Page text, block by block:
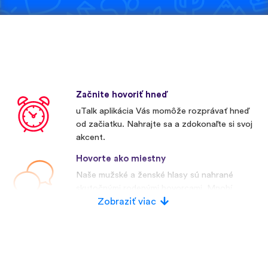
Začnite hovoriť hneď
uTalk aplikácia Vás momôže rozprávať hneď
od začiatku. Nahrajte sa a zdokonaľte si svoj
akcent.
Hovorte ako miestny
Naše mužské a ženské hlasy sú nahrané
konkurenti používajú umelé hlasy.
Zobraziť viac